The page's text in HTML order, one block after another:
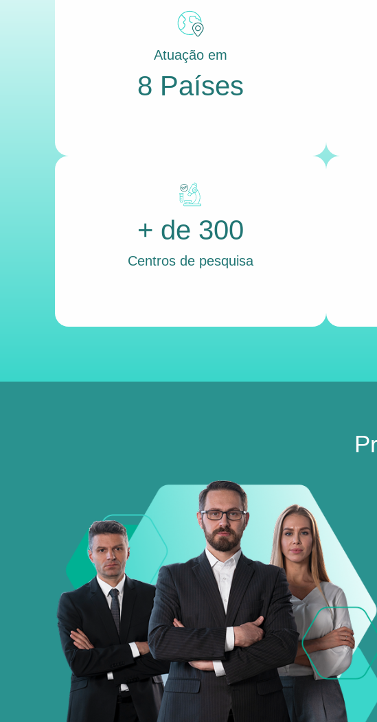
Atuação em
8 Países
+ de 300
Centros de pesquisa